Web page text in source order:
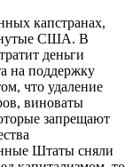
капстранах,
США. В
деньги
на поддержку
что удаление
виноваты
запрещают
Штаты сняли